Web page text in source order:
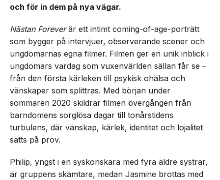
och för in dem på nya vägar.
Nästan Foreverär ett intimt coming-of-age-porträtt
som bygger på intervjuer, observerande scener och
ungdomarnas egna filmer. Filmen ger en unik inblick i
ungdomars vardag som vuxenvärlden sällan får se –
från den första kärleken till psykisk ohälsa och
vänskaper som splittras. Med början under
sommaren 2020 skildrar filmen övergången från
barndomens sorglösa dagar till tonårstidens
turbulens, där vänskap, kärlek, identitet och lojalitet
sätts på prov.
Philip, yngst i en syskonskara med fyra äldre systrar,
är gruppens skämtare, medan Jasmine brottas med